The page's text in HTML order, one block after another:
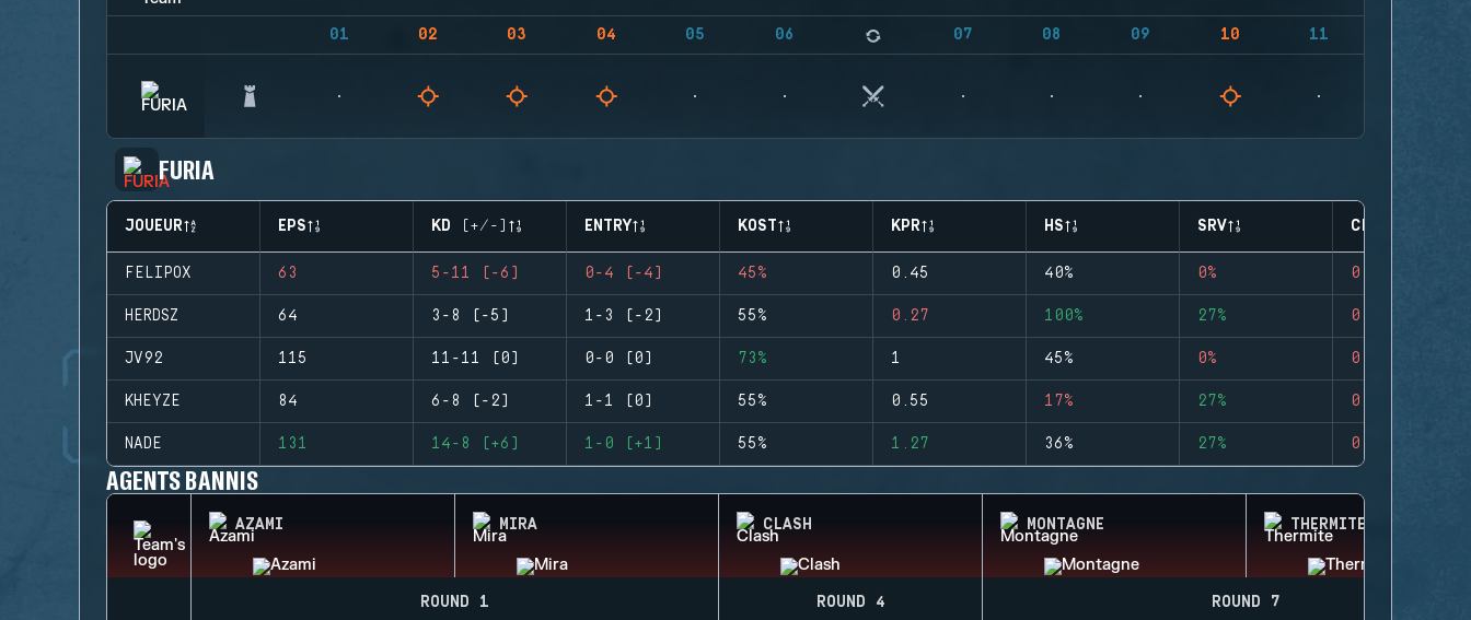
01 02 03 04 05 06 07 08 09 10 11
FURIA
JOUEUR EPS KD (+/-) ENTRY KOST KPR HS SRV CLUTCHES
FELIPOX 63 5-11 (-6) 0-4 (-4) 45% 0.45 40% 0% 0
HERDSZ 64 3-8 (-5) 1-3 (-2) 55% 0.27 100% 27% 0
JV92 115 11-11 (0) 0-0 (0) 73% 1 45% 0% 0
KHEYZE 84 6-8 (-2) 1-1 (0) 55% 0.55 17% 27% 0
NADE 131 14-8 (+6) 1-0 (+1) 55% 1.27 36% 27% 0
AGENTS BANNIS
AZAMI MIRA CLASH MONTAGNE THERMITE
ROUND 1 ROUND 4 ROUND 7